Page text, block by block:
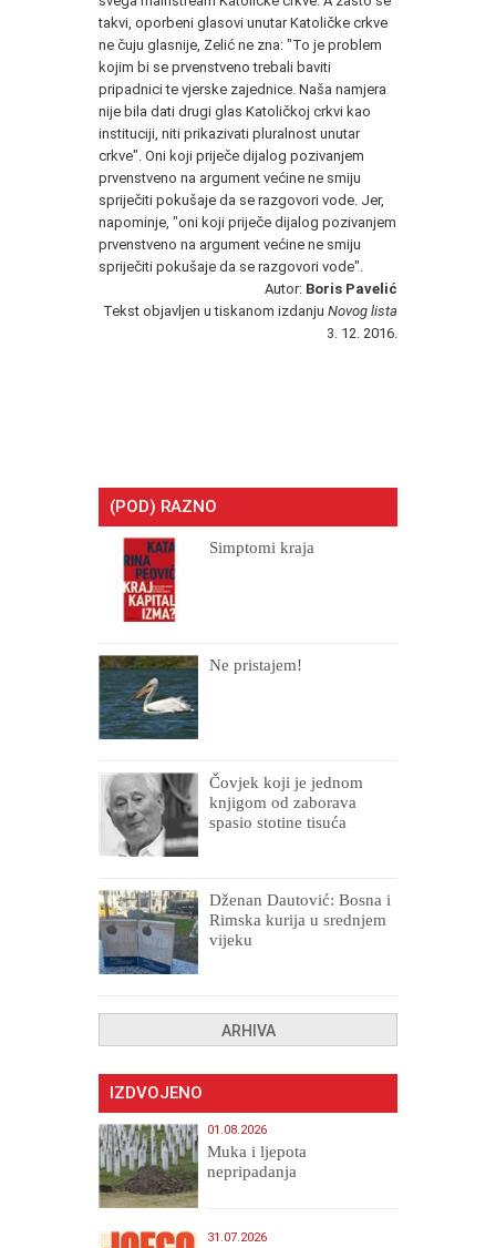
takvi, oporbeni glasovi unutar Katoličke crkve
ne čuju glasnije, Zelić ne zna: "To je problem
kojim bi se prvenstveno trebali baviti
pripadnici te vjerske zajednice. Naša namjera
nije bila dati drugi glas Katoličkoj crkvi kao
instituciji, niti prikazivati pluralnost unutar
crkve". Oni koji priječe dijalog pozivanjem
prvenstveno na argument većine ne smiju
spriječiti pokušaje da se razgovori vode. Jer,
napominje, "oni koji priječe dijalog pozivanjem
prvenstveno na argument većine ne smiju
spriječiti pokušaje da se razgovori vode".
Autor: Boris Pavelić
Tekst objavljen u tiskanom izdanju Novog lista
3. 12. 2016.
(POD) RAZNO
Simptomi kraja
Ne pristajem!
Čovjek koji je jednom
knjigom od zaborava
spasio stotine tisuća
Dženan Dautović: Bosna i
Rimska kurija u srednjem
vijeku
ARHIVA
IZDVOJENO
01.08.2026
Muka i ljepota
nepripadanja
31.07.2026